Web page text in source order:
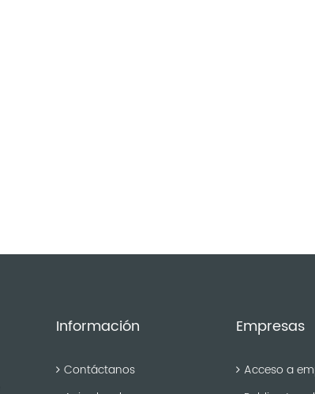
Información
Contáctanos
Empresas
Acceso a